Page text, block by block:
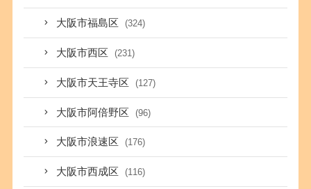
大阪市福島区 (324)
大阪市西区 (231)
大阪市天王寺区 (127)
大阪市阿倍野区 (96)
大阪市浪速区 (176)
大阪市西成区 (116)